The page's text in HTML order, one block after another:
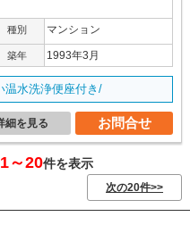
種別 マンション
築年 1993年3月
温水洗浄便座付き/
お問合せ
細を見る
1～20件を表示
次の20件>>